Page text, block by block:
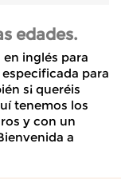
edades.
inglés para
para
s¡ queréis
tenemos los
y con un
a